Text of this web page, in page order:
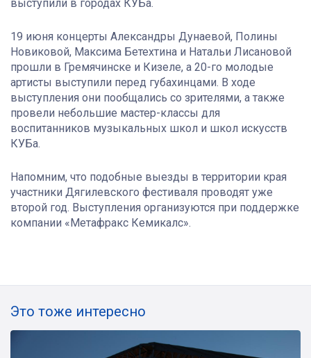
выступили в городах КУБа.
19 июня концерты Александры Дунаевой, Полины
Новиковой, Максима Бетехтина и Натальи Лисановой
прошли в Гремячинске и Кизеле, а 20-го молодые
артисты выступили перед губахинцами. В ходе
выступления они пообщались со зрителями, а также
провели небольшие мастер-классы для
воспитанников музыкальных школ и школ искусств
КУБа.
Напомним, что подобные выезды в территории края
участники Дягилевского фестиваля проводят уже
второй год. Выступления организуются при поддержке
компании «Метафракс Кемикалс».
Это тоже интересно